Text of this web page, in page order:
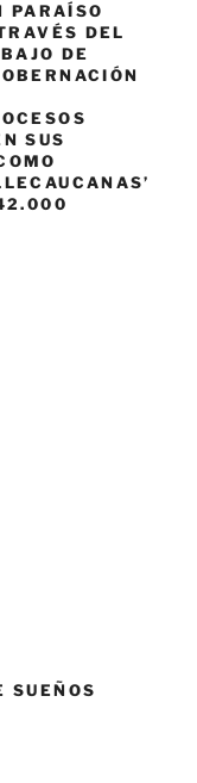
PARAÍSO
DEL
DE
SUS
SUEÑOS